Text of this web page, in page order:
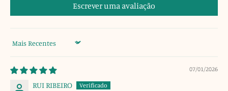
Escrever uma avaliação
Sort by
07/01/2026
RUI RIBEIRO